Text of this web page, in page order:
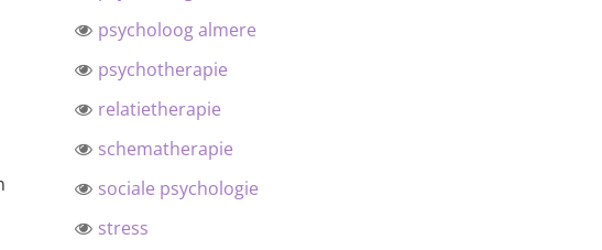
psycholoog almere
psychotherapie
relatietherapie
schematherapie
sociale psychologie
stress